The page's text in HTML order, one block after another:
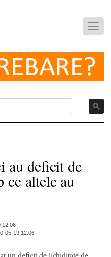
au deficit de
altele au
12:06
05-19 12:06
un deficit de lichiditate de